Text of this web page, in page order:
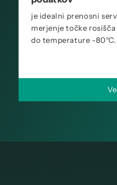
je idealni prenosni
merjenje točke
do temperature -80°C.